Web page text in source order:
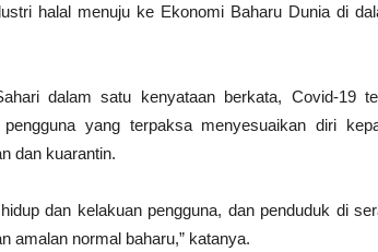
halal menuju ke Ekonomi Baharu Dunia di
dalam satu kenyataan berkata, Covid-19
yang terpaksa menyesuaikan diri
dan kuarantin.
dan kelakuan pengguna, dan penduduk di
amalan normal baharu,” katanya.